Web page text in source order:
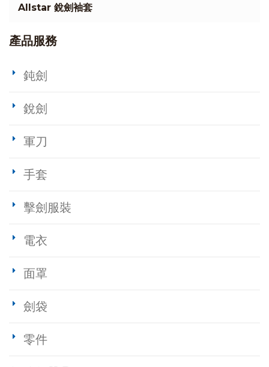
Allstar 銳劍袖套
產品服務
鈍劍
銳劍
軍刀
手套
擊劍服裝
電衣
面罩
劍袋
零件